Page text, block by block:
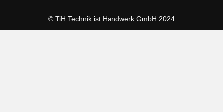
© TiH Technik ist Handwerk GmbH 2024